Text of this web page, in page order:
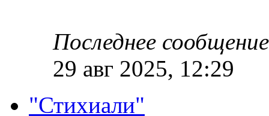
Последнее
29 авг 2025, 12:29
"Стихиали"